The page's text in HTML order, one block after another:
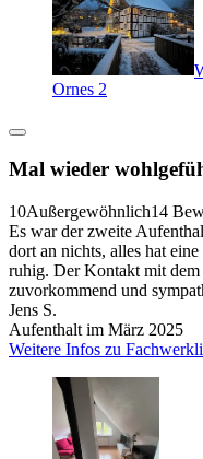
Ornes 2
Mal wieder
10Außergewöhnlich14
Es war der zweite
dort an nichts, alles hat
ruhig. Der Kontakt mit dem
zuvorkommend und
Jens S.
Aufenthalt im März 2025
Weitere Infos zu